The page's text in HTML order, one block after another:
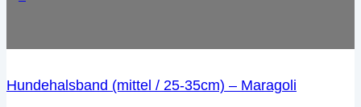
Hundehalsband (mittel / 25-35cm) – Maragoli